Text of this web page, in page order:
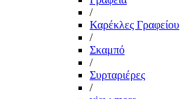
/
Καρέκλες Γραφείου
/
Σκαμπό
/
Συρταριέρες
/